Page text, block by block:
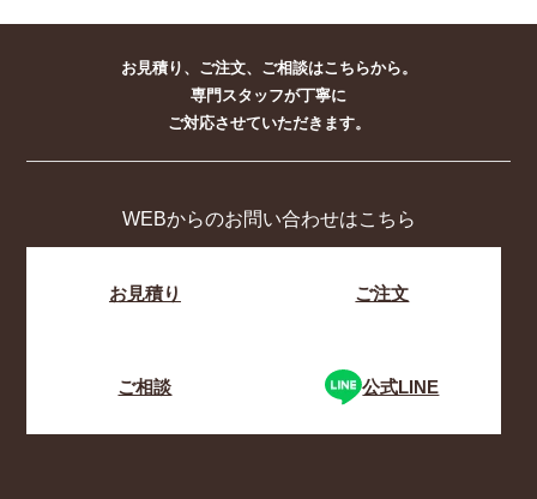
お見積り、ご注文、ご相談はこちらから。
専門スタッフが丁寧に
ご対応させていただきます。
WEBからのお問い合わせはこちら
お見積り ご注文
ご相談 公式LINE